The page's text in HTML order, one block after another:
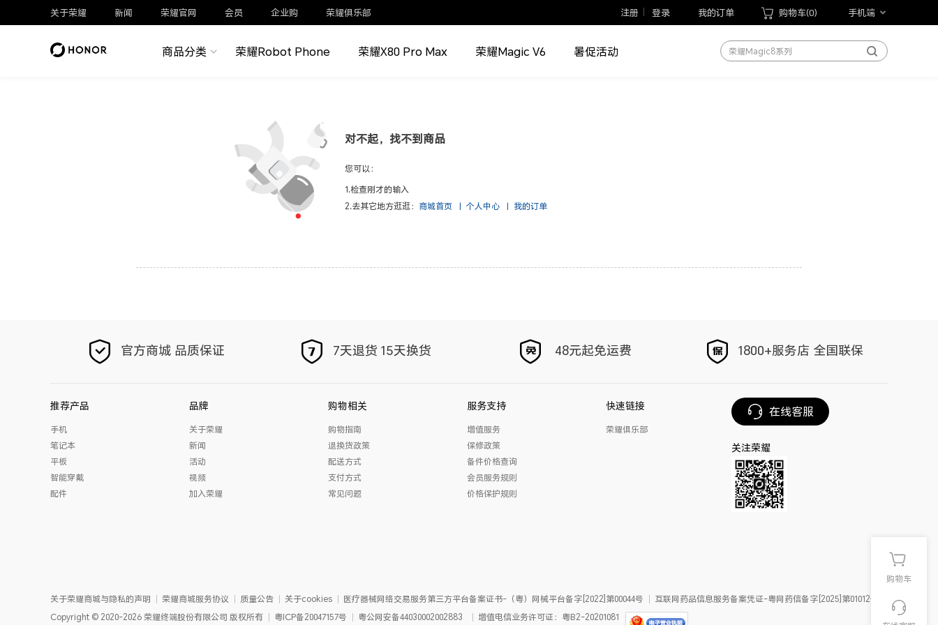
关于荣耀 新闻 荣耀官网 会员 企业购 荣耀俱乐部 注册 登录 我的订单 购物车(0) 手机端
商品分类 荣耀Robot Phone 荣耀X80 Pro Max 荣耀Magic V6 暑促活动
荣耀Magic V6
荣耀Magic8系列
手写笔
对不起，找不到商品
您可以：
1.检查刚才的输入
2.去其它地方逛逛： 商城首页 | 个人中心 | 我的订单
官方商城 品质保证 7天退货 15天换货 48元起免运费 1800+服务店 全国联保
推荐产品
手机
笔记本
平板
智能穿戴
配件
品牌
关于荣耀
新闻
活动
视频
加入荣耀
购物相关
购物指南
退换货政策
配送方式
支付方式
常见问题
服务支持
增值服务
保修政策
备件价格查询
会员服务规则
价格保护规则
快速链接
荣耀俱乐部
在线客服
关注荣耀
关于荣耀商城与隐私的声明 荣耀商城服务协议 质量公告 关于cookies 医疗器械网络交易服务第三方平台备案证书-（粤）网械平台备字[2022]第00044号
互联网药品信息服务备案凭证-粤网药信备字[2025]第01012号
Copyright © 2020-2026 荣耀终端股份有限公司 版权所有 粤ICP备20047157号 粤公网安备44030002002883 增值电信业务许可证：粤B2-20201081
购物车